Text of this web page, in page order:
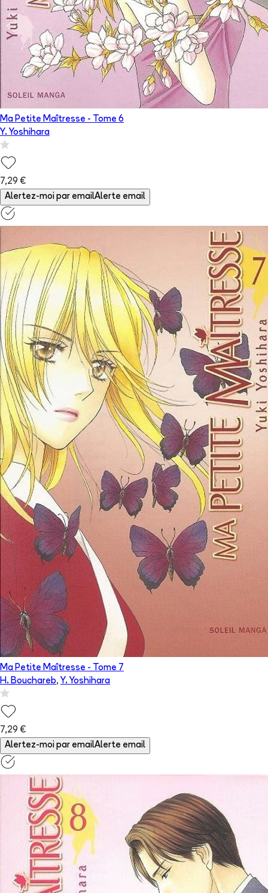
Ma Petite Maîtresse - Tome 6
Y. Yoshihara
7,29 €
Alertez-moi par emailAlerte email
Ma Petite Maîtresse - Tome 7
H. Bouchareb, Y. Yoshihara
7,29 €
Alertez-moi par emailAlerte email